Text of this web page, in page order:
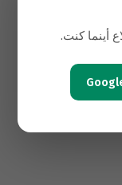
أينما كنت.